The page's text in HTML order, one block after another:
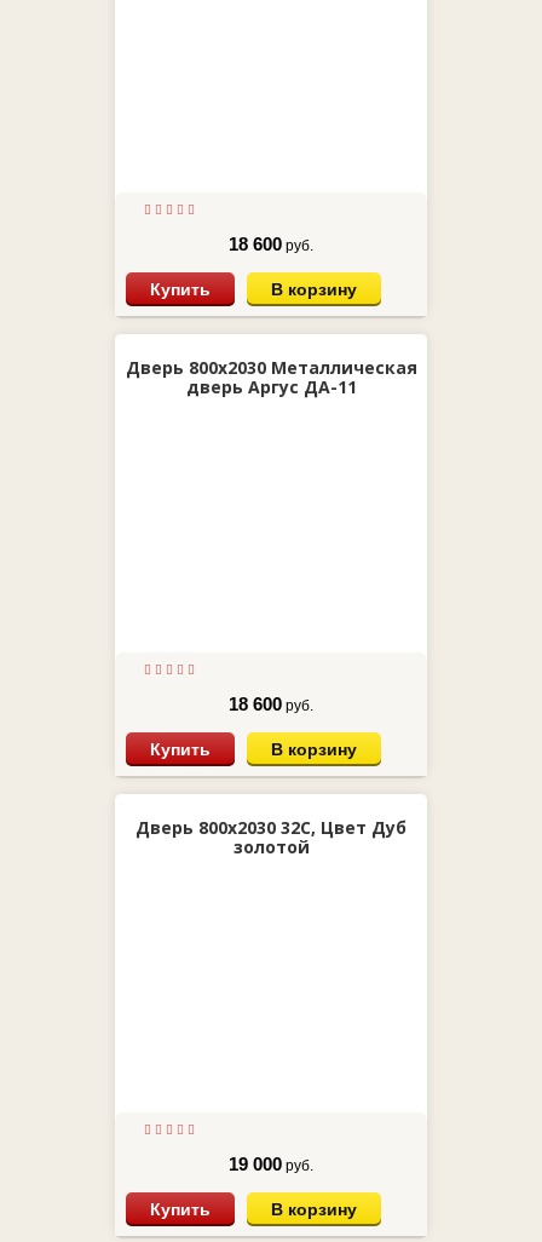
18 600 руб.
Купить В корзину
Дверь 800х2030 Металлическая
дверь Аргус ДА-11
18 600 руб.
Купить В корзину
Дверь 800х2030 32С, Цвет Дуб
золотой
19 000 руб.
Купить В корзину